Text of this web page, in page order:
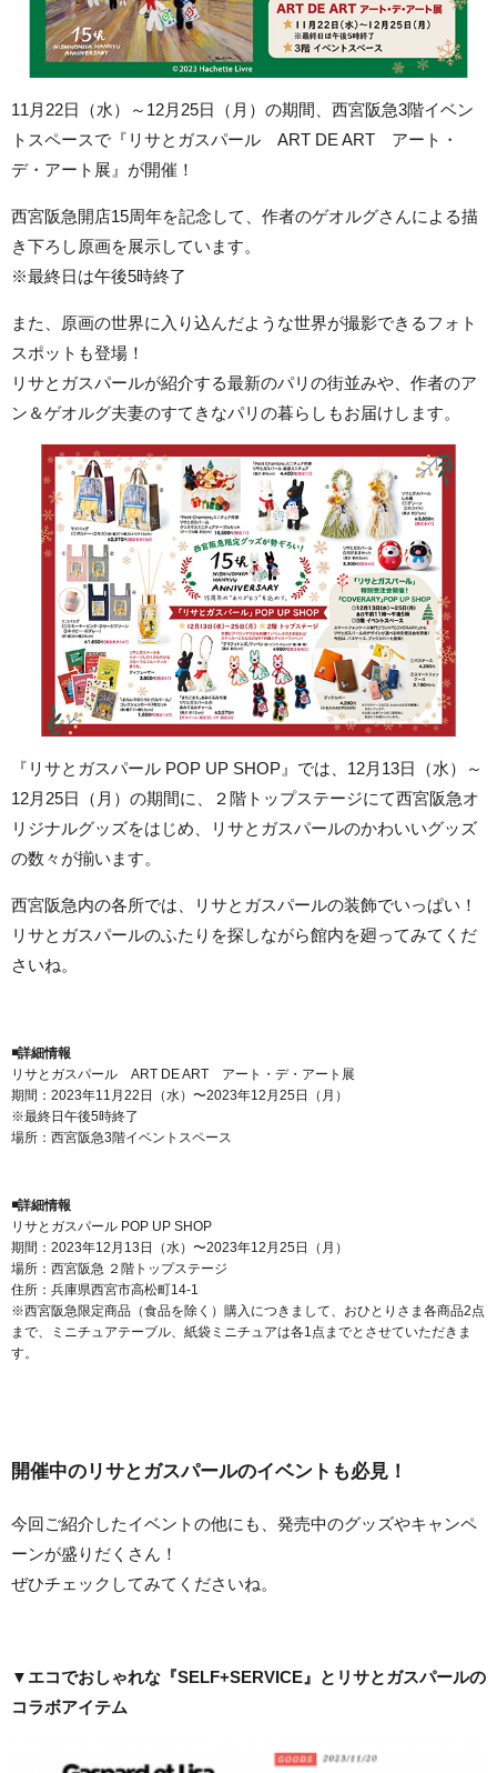
11月22日（水）～12月25日（月）の期間、西宮阪急3階イベン
トスペースで『リサとガスパール ART DE ART アート・
デ・アート展』が開催！
西宮阪急開店15周年を記念して、作者のゲオルグさんによる描
き下ろし原画を展示しています。
※最終日は午後5時終了
また、原画の世界に入り込んだような世界が撮影できるフォト
スポットも登場！
リサとガスパールが紹介する最新のパリの街並みや、作者のア
ン＆ゲオルグ夫妻のすてきなパリの暮らしもお届けします。
『リサとガスパール POP UP SHOP』では、12月13日（水）～
12月25日（月）の期間に、２階トップステージにて西宮阪急オ
リジナルグッズをはじめ、リサとガスパールのかわいいグッズ
の数々が揃います。
西宮阪急内の各所では、リサとガスパールの装飾でいっぱい！
リサとガスパールのふたりを探しながら館内を廻ってみてくだ
さいね。
◾️詳細情報
リサとガスパール ART DE ART アート・デ・アート展
期間：2023年11月22日（水）〜2023年12月25日（月）
※最終日午後5時終了
場所：西宮阪急3階イベントスペース
◾️詳細情報
リサとガスパール POP UP SHOP
期間：2023年12月13日（水）〜2023年12月25日（月）
場所：西宮阪急 ２階トップステージ
住所：兵庫県西宮市高松町14-1
※西宮阪急限定商品（食品を除く）購入につきまして、おひとりさま各商品2点
まで、ミニチュアテーブル、紙袋ミニチュアは各1点までとさせていただきま
す。
開催中のリサとガスパールのイベントも必見！
今回ご紹介したイベントの他にも、発売中のグッズやキャンペ
ーンが盛りだくさん！
ぜひチェックしてみてくださいね。
▼エコでおしゃれな『SELF+SERVICE』とリサとガスパールの
コラボアイテム